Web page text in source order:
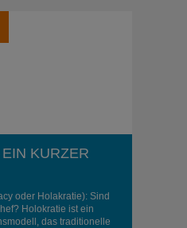
KURZER
oder Holakratie): Sind
Holokratie ist ein
das traditionelle